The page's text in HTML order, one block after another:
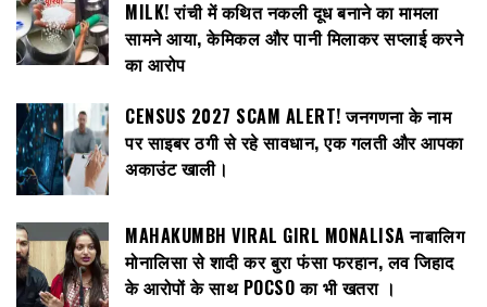
MILK! रांची में कथित नकली दूध बनाने का मामला
सामने आया, केमिकल और पानी मिलाकर सप्लाई करने
का आरोप
CENSUS 2027 SCAM ALERT! जनगणना के नाम
पर साइबर ठगी से रहे सावधान, एक गलती और आपका
अकाउंट खाली।
MAHAKUMBH VIRAL GIRL MONALISA नाबालिग
मोनालिसा से शादी कर बुरा फंसा फरहान, लव जिहाद
के आरोपों के साथ POCSO का भी खतरा ।